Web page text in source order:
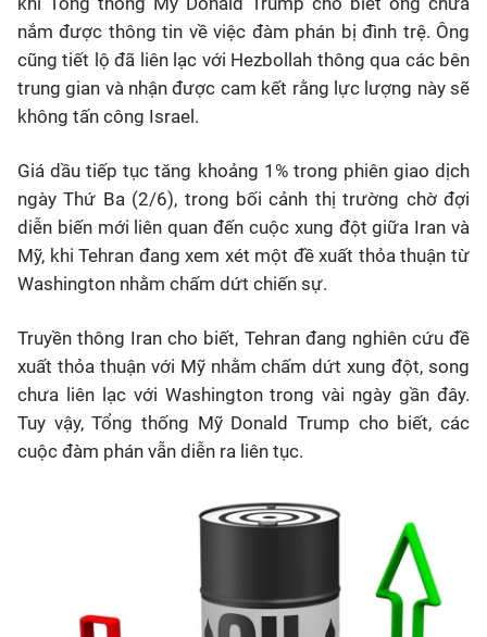
nắm được thông tin về việc đàm phán bị đình trệ. Ông
cũng tiết lộ đã liên lạc với Hezbollah thông qua các bên
trung gian và nhận được cam kết rằng lực lượng này sẽ
không tấn công Israel.
Giá dầu tiếp tục tăng khoảng 1% trong phiên giao dịch
ngày Thứ Ba (2/6), trong bối cảnh thị trường chờ đợi
diễn biến mới liên quan đến cuộc xung đột giữa Iran và
Mỹ, khi Tehran đang xem xét một đề xuất thỏa thuận từ
Washington nhằm chấm dứt chiến sự.
Truyền thông Iran cho biết, Tehran đang nghiên cứu đề
xuất thỏa thuận với Mỹ nhằm chấm dứt xung đột, song
chưa liên lạc với Washington trong vài ngày gần đây.
Tuy vậy, Tổng thống Mỹ Donald Trump cho biết, các
cuộc đàm phán vẫn diễn ra liên tục.